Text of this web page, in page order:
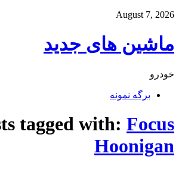
August 7, 2026
ماشین های جدید
خودرو
برگه نمونه
tagged with: Focus
Hoonigan